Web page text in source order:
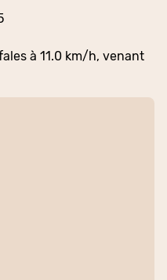
à 11.0 km/h, venant